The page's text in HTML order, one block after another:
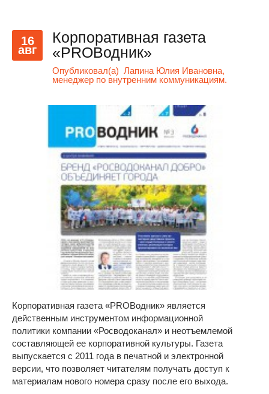
16
авг
Корпоративная газета
«PROВодник»
Опубликовал(а) Лапина Юлия Ивановна,
менеджер по внутренним коммуникациям.
Корпоративная газета «PROВодник» является
действенным инструментом информационной
политики компании «Росводоканал» и неотъемлемой
составляющей ее корпоративной культуры. Газета
выпускается с 2011 года в печатной и электронной
версии, что позволяет читателям получать доступ к
материалам нового номера сразу после его выхода.